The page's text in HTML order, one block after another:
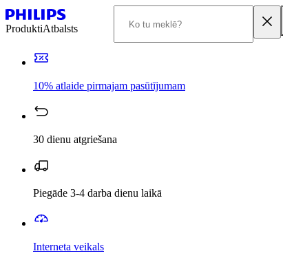
ProduktiAtbalsts
10% atlaide pirmajam pasūtījumam
30 dienu atgriešana
Piegāde 3-4 darba dienu laikā
Interneta veikals